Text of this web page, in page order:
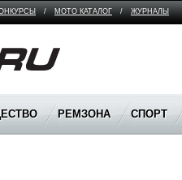
/ МОТО КАТАЛОГ / ЖУРНАЛЫ
РЕМЗОНА СПОРТ